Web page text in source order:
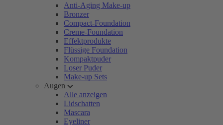
Anti-Aging Make-up
Bronzer
Compact-Foundation
Creme-Foundation
Effektprodukte
Flüssige Foundation
Kompaktpuder
Loser Puder
Make-up Sets
Augen
Alle anzeigen
Lidschatten
Mascara
Eyeliner